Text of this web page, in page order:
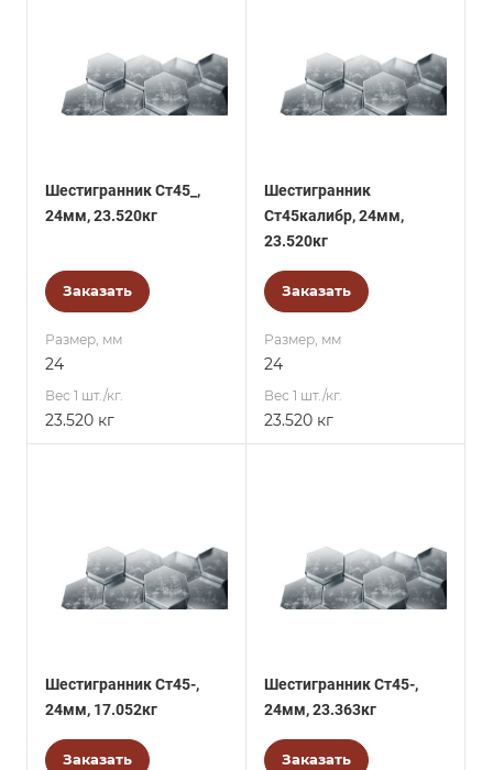
Шестигранник Ст45_,
24мм, 23.520кг
Заказать
Размер, мм
24
Вес 1 шт./кг.
23.520 кг
Шестигранник
Ст45калибр, 24мм,
23.520кг
Заказать
Размер, мм
24
Вес 1 шт./кг.
23.520 кг
Шестигранник Ст45-,
24мм, 17.052кг
Заказать
Шестигранник Ст45-,
24мм, 23.363кг
Заказать